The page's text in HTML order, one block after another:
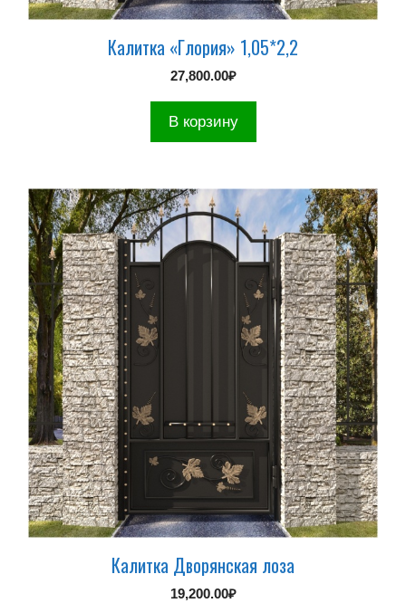
Калитка «Глория» 1,05*2,2
27,800.00₽
В корзину
Калитка Дворянская лоза
19,200.00₽